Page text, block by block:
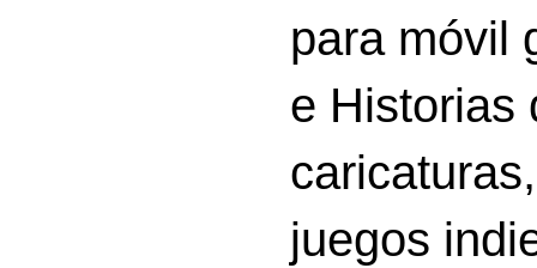
para móvil
e Historias
juegos